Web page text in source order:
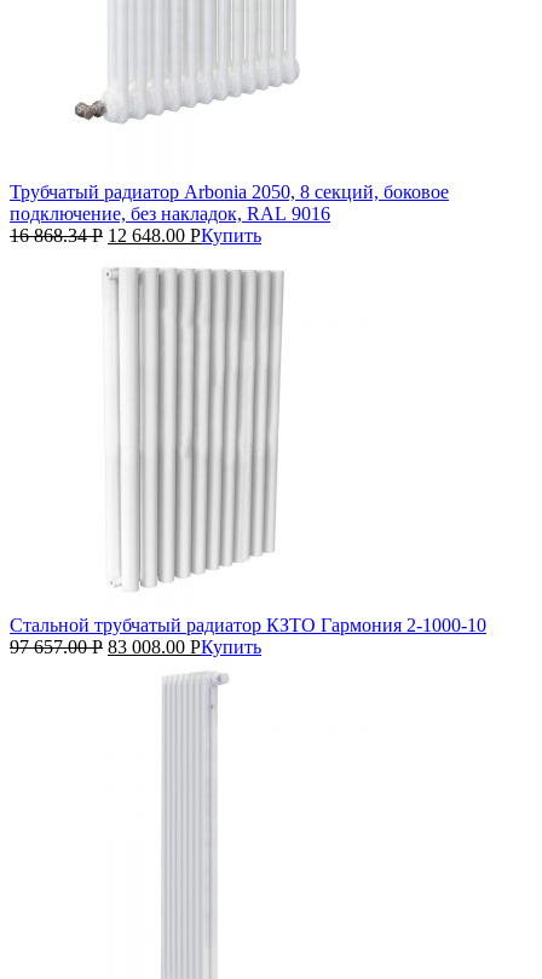
Трубчатый радиатор Arbonia 2050, 8 секций, боковое
подключение, без накладок, RAL 9016
16 868.34Р 12 648.00 РКупить
Стальной трубчатый радиатор КЗТО Гармония 2‑1000‑10
97 657.00Р 83 008.00 РКупить